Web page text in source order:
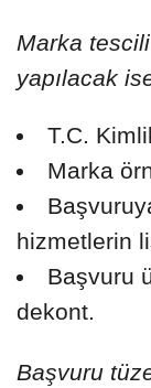
Marka
yapılacak
T.C.
Marka
hizmetlerin
Başvuru
dekont.
Başvuru